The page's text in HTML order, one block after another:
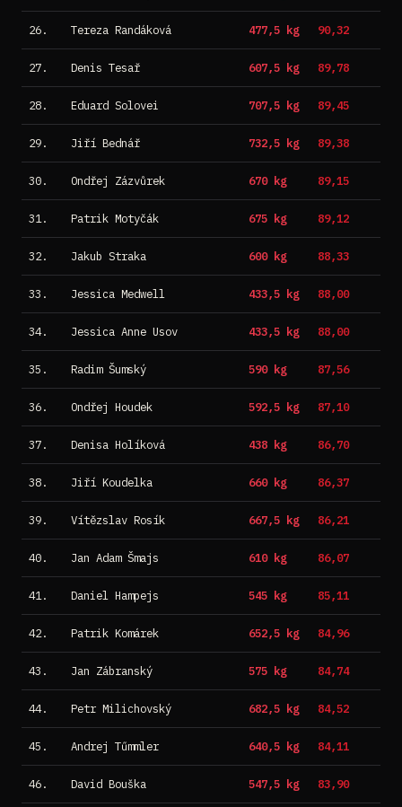
26. Tereza Randáková 477,5 kg 90,32
27. Denis Tesař 607,5 kg 89,78
28. Eduard Solovei 707,5 kg 89,45
29. Jiří Bednář 732,5 kg 89,38
30. Ondřej Zázvůrek 670 kg 89,15
31. Patrik Motyčák 675 kg 89,12
32. Jakub Straka 600 kg 88,33
33. Jessica Medwell 433,5 kg 88,00
34. Jessica Anne Usov 433,5 kg 88,00
35. Radim Šumský 590 kg 87,56
36. Ondřej Houdek 592,5 kg 87,10
37. Denisa Holíková 438 kg 86,70
38. Jiří Koudelka 660 kg 86,37
39. Vítězslav Rosík 667,5 kg 86,21
40. Jan Adam Šmajs 610 kg 86,07
41. Daniel Hampejs 545 kg 85,11
42. Patrik Komárek 652,5 kg 84,96
43. Jan Zábranský 575 kg 84,74
44. Petr Milichovský 682,5 kg 84,52
45. Andrej Tűmmler 640,5 kg 84,11
46. David Bouška 547,5 kg 83,90